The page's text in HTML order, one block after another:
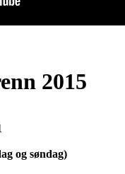
2015
og søndag)